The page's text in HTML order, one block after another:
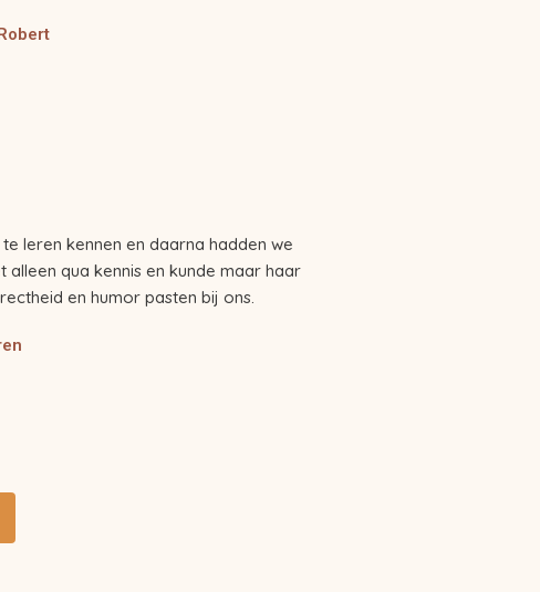
leren kennen en daarna hadden we
qua kennis en kunde maar haar
en humor pasten bij ons.